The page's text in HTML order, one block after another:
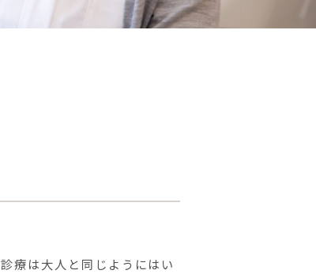
療は大人と同じようにはい